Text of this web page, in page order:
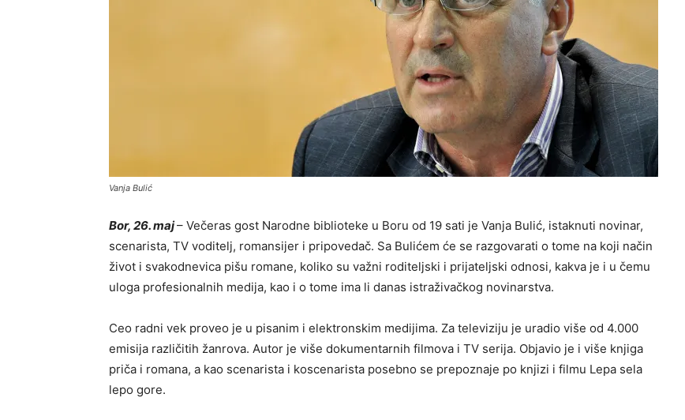
Vanja Bulić
Bor, 26. maj– Večeras gost Narodne biblioteke u Boru od 19 sati je Vanja Bulić, istaknuti novinar,
scenarista, TV voditelj, romansijer i pripovedač. Sa Bulićem će se razgovarati o tome na koji način
život i svakodnevica pišu romane, koliko su važni roditeljski i prijateljski odnosi, kakva je i u čemu
uloga profesionalnih medija, kao i o tome ima li danas istraživačkog novinarstva.
Ceo radni vek proveo je u pisanim i elektronskim medijima. Za televiziju je uradio više od 4.000
emisija različitih žanrova. Autor je više dokumentarnih filmova i TV serija. Objavio je i više knjiga
priča i romana, a kao scenarista i koscenarista posebno se prepoznaje po knjizi i filmu Lepa sela
lepo gore.